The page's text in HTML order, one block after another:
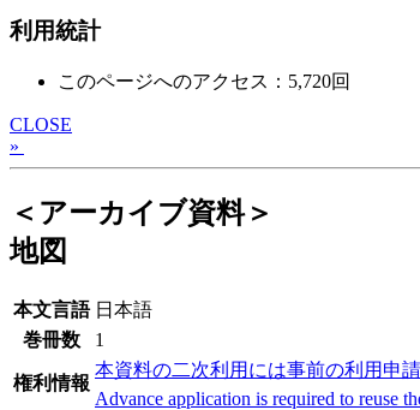
利用統計
このページへのアクセス：5,720回
CLOSE
»
＜アーカイブ資料＞
地図
本文言語 日本語
巻冊数
1
権利情報
本資料の二次利用には事前の利用申
Advance application is required to reuse